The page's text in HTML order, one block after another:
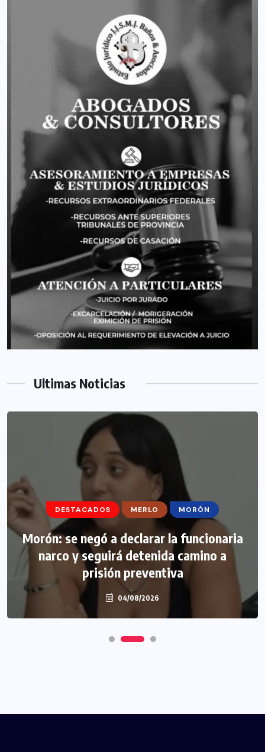
Ultimas Noticias
DESTACADOS MERLO MORÓN
Morón: se negó a declarar la funcionaria
narco y seguirá detenida camino a
prisión preventiva
04/08/2026